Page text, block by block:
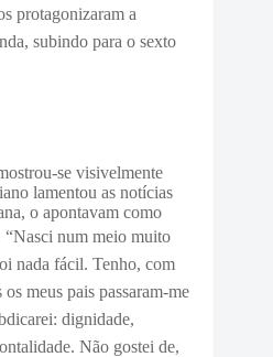
protagonizaram a
subindo para o sexto
se visivelmente
lamentou as notícias
o apontavam como
“Nasci num meio muito
nada fácil. Tenho, com
meus pais passaram-me
dignidade,
Não gostei de,